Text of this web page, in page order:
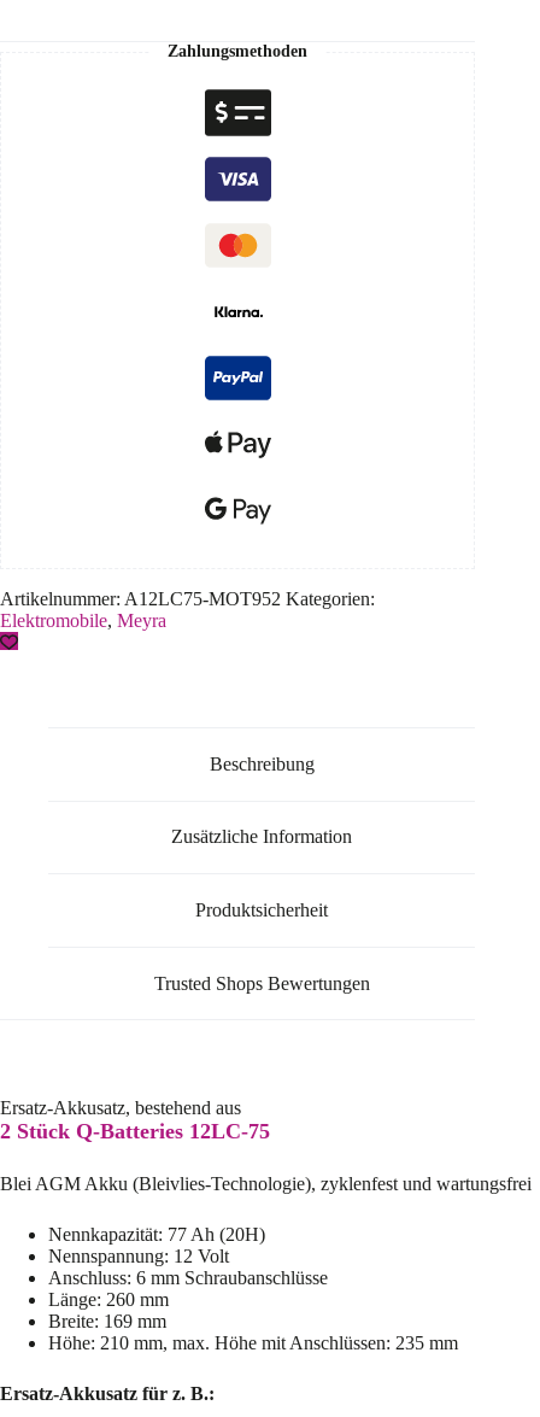
Zahlungsmethoden
Artikelnummer: A12LC75-MOT952 Kategorien:
Elektromobile, Meyra
Beschreibung
Zusätzliche Information
Produktsicherheit
Trusted Shops Bewertungen
Ersatz-Akkusatz, bestehend aus
2 Stück Q-Batteries 12LC-75
Blei AGM Akku (Bleivlies-Technologie), zyklenfest und wartungsfrei
Nennkapazität: 77 Ah (20H)
Nennspannung: 12 Volt
Anschluss: 6 mm Schraubanschlüsse
Länge: 260 mm
Breite: 169 mm
Höhe: 210 mm, max. Höhe mit Anschlüssen: 235 mm
Ersatz-Akkusatz für z. B.: